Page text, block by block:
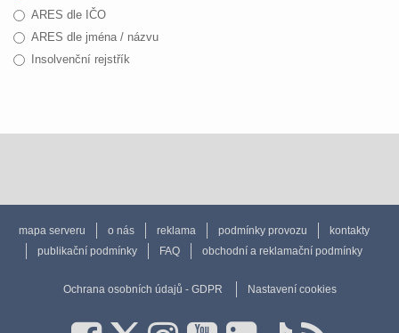
ARES dle IČO
ARES dle jména / názvu
Insolvenční rejstřík
mapa serveru o nás reklama podmínky provozu
kontakty
publikační podmínky
FAQ obchodní a reklamační podmínky
Ochrana osobních údajů - GDPR Nastavení cookies